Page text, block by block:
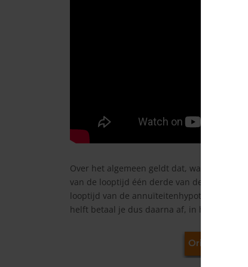
Over het algemeen geldt dat, wanneer je
van de looptijd één derde van de
looptijd van de annuïteitenhypotheek heb
helft betaal je dus daarna af, in het laatste